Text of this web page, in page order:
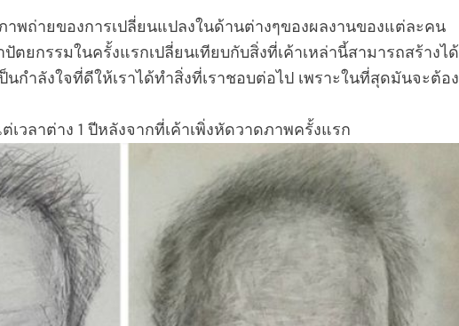
าพถ่ายของการเปลี่ยนแปลงในด้านต่างๆของผลงานของแต่ละคน
ตยกรรมในครั้งแรกเปลี่ยนเทียบกับสิ่งที่เค้าเหล่านี้สามารถสร้างได้
นกำลังใจที่ดีให้เราได้ทำสิ่งที่เราชอบต่อไป เพราะในที่สุดมันจะต้อง
วลาต่าง 1 ปีหลังจากที่เค้าเพิ่งหัดวาดภาพครั้งแรก